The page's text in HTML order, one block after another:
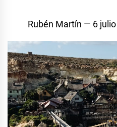
Rubén Martín 6